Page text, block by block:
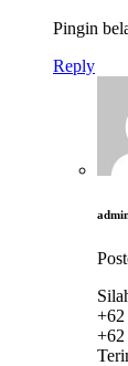
Pingin
Reply
+62
+62